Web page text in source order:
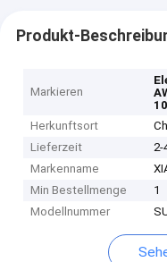
Produkt-
Markieren
Herkunftsort
Lieferzeit
2-
Markenname
Min Bestellmenge
1
Modellnummer